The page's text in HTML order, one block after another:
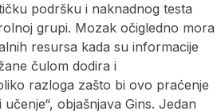
podršku i naknadnog testa
grupi. Mozak očigledno mora
resursa kada su informacije
čulom dodira i
razloga zašto bi ovo praćenje
objašnjava Gins. Jedan